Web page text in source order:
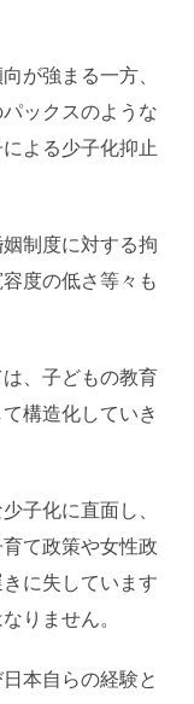
が強まる一方、
ックスのような
よる少子化抑止
制度に対する拘
度の低さ等々も
、子どもの教育
構造化していき
子化に直面し、
て政策や女性政
に失しています
りません。
本自らの経験と